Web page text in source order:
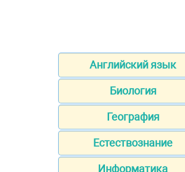
Английский язык
Биология
География
Естествознание
Информатика